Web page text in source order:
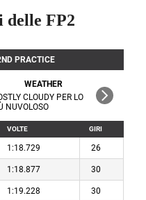
delle FP2